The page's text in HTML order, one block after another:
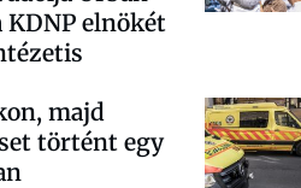
elnökét
majd
történt egy